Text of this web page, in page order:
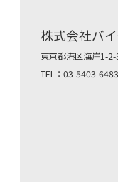
株式会社バ
東京都港区海岸1-
TEL：03-5403-6483